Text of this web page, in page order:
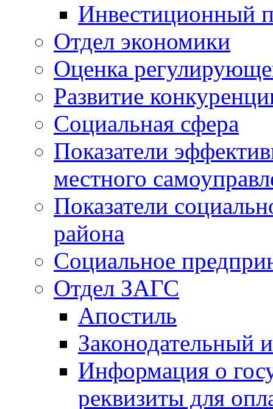
Инвестиционный
Отдел экономики
Оценка
Развитие
Социальная сфера
Показатели
местного
Показатели
района
Социальное
Отдел ЗАГС
Апостиль
Законодательный
Информация о
реквизиты для